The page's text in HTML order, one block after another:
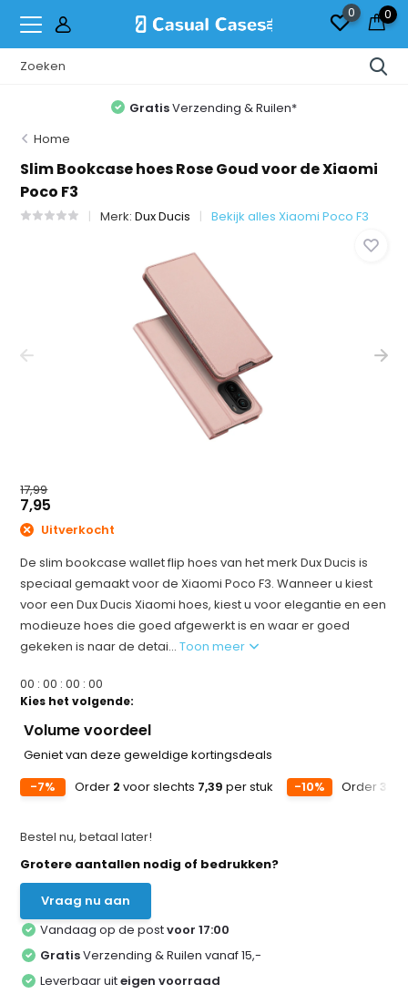
0 0
GratisVerzending & Ruilen*
Home
Slim Bookcase hoes Rose Goud voor de Xiaomi
Poco F3
Merk:Dux Ducis Bekijk alles Xiaomi Poco F3
17,99
7,95
Uitverkocht
De slim bookcase wallet flip hoes van het merk Dux Ducis is
speciaal gemaakt voor de Xiaomi Poco F3. Wanneer u kiest
voor een Dux Ducis Xiaomi hoes, kiest u voor elegantie en een
modieuze hoes die goed afgewerkt is en waar er goed
gekeken is naar de detai...Toon meer
00 :00 :00 :00
Kies het volgende:
Volume voordeel
Geniet van deze geweldige kortingsdeals
-7%
Order 2 voor slechts 7,39 per stuk -10% Order 3
Bestel nu, betaal later!
Grotere aantallen nodig of bedrukken?
Vraag nu aan
Vandaag op de postvoor 17:00
GratisVerzending & Ruilen vanaf 15,-
Leverbaar uiteigen voorraad